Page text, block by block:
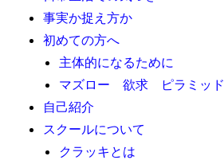
事実か捉え方か
初めての方へ
主体的になるために
マズロー 欲求 ピラミッド
自己紹介
スクールについて
クラッキとは